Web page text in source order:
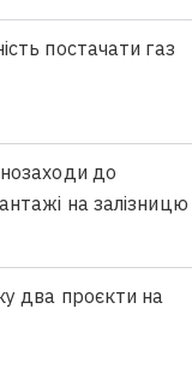
постачати газ
до
на залізницю
два проєкти на